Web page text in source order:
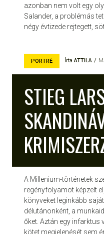
azonban nem volt egy
Salander, a problémás
négy évtizede rejtegett,
PORTRÉ ÍrtaATTILA
STIEG
A Millenium-történetek
regényfolyamot képzelt
könyveket leginkább
délutánonként, a
őket. Aztán egy infarktus
kötet megjelenését sem